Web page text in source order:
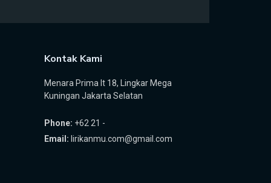
Kontak Kami
Menara Prima lt 18, Lingkar Mega
Kuningan Jakarta Selatan
Phone: +62 21 -
Email: lirikanmu.com@gmail.com